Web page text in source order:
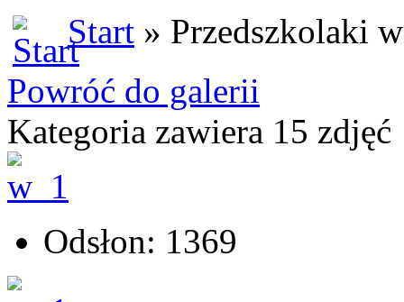
Start » Przedszkolaki
Powróć do galerii
Kategoria zawiera 15 zdjęć
Odsłon: 1369